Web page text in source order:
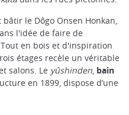
le Dôgo Onsen Honkan,
l'idée de faire de
. Tout en bois et d'inspiration
étages recèle un véritable
salons. Le yûshinden bain
en 1899, dispose d’une